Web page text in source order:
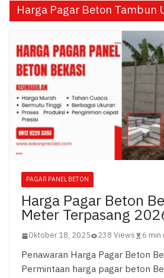
Harga Pagar Beton Tambun
PAGAR PANEL BETON
Harga Pagar Beton
Meter Terpasang
Oktober 18, 2025 238 Views 6 min
Penawaran Harga Pagar Beton
Permintaan harga pagar beton